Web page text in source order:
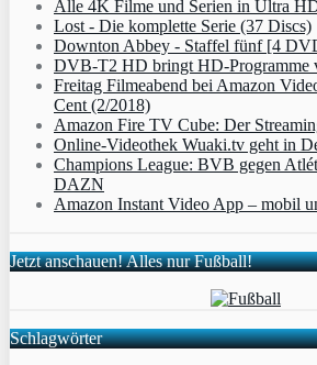
Alle 4K Filme und Serien in Ultra
Lost - Die komplette Serie (37 Discs)
Downton Abbey - Staffel fünf [4
DVB-T2 HD bringt HD-Programme
Freitag Filmeabend bei Amazon
Cent (2/2018)
Amazon Fire TV Cube: Der
Online-Videothek Wuaki.tv geht in
Champions League: BVB gegen
DAZN
Amazon Instant Video App – mobil
Jetzt anschauen! Alles nur Fußball!
Schlagwörter